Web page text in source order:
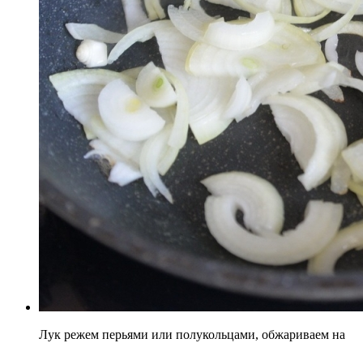
Лук режем перьями или полукольцами, обжариваем на